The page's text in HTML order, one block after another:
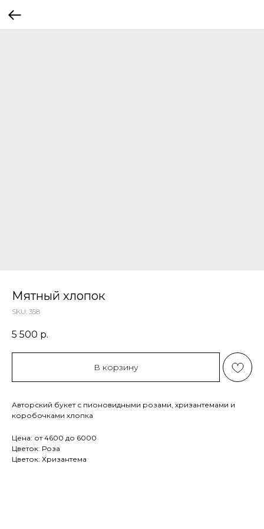
Мятный хлопок
SKU: 358
5 500 р.
В корзину
Авторский букет с пионовидными розами, хризантемами и
коробочками хлопка
Цена: от 4600 до 6000
Цветок: Роза
Цветок: Хризантема